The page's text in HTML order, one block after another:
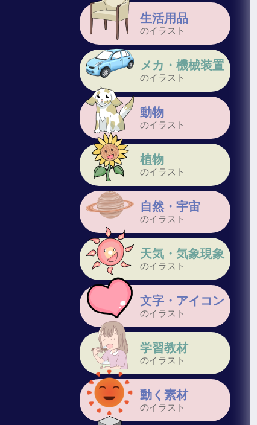
生活用品
のイラスト
メカ・機械装置
のイラスト
動物
のイラスト
植物
のイラスト
自然・宇宙
のイラスト
天気・気象現象
のイラスト
文字・アイコン
のイラスト
学習教材
のイラスト
動く素材
のイラスト